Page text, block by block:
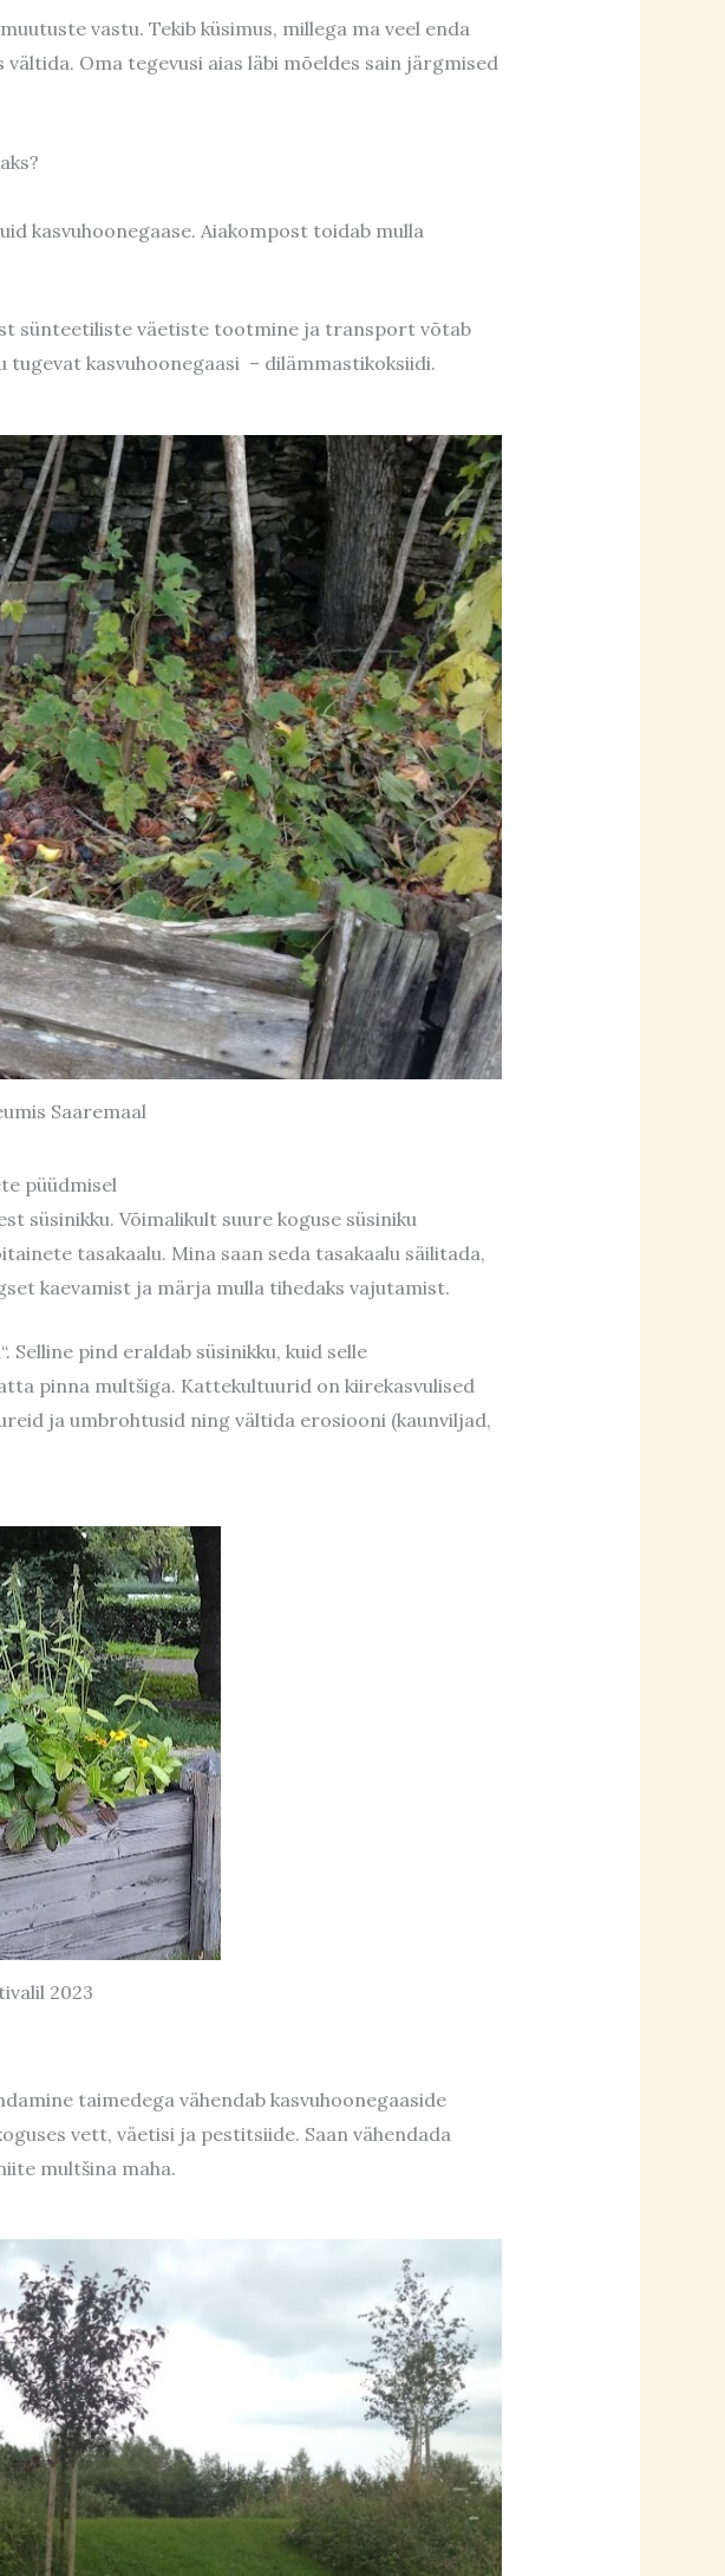
vastu. Tekib küsimus, millega ma veel enda
Oma tegevusi aias läbi mõeldes sain järgmised
kasvuhoonegaase. Aiakompost toidab mulla
sünteetiliste väetiste tootmine ja transport võtab
tugevat kasvuhoonegaasi – dilämmastikoksiidi.
Saaremaal
püüdmisel
süsinikku. Võimalikult suure koguse süsiniku
tasakaalu. Mina saan seda tasakaalu säilitada,
kaevamist ja märja mulla tihedaks vajutamist.
pind eraldab süsinikku, kuid selle
pinna multšiga. Kattekultuurid on kiirekasvulised
ja umbrohtusid ning vältida erosiooni (kaunviljad,
2023
taimedega vähendab kasvuhoonegaaside
vett, väetisi ja pestitsiide. Saan vähendada
multšina maha.